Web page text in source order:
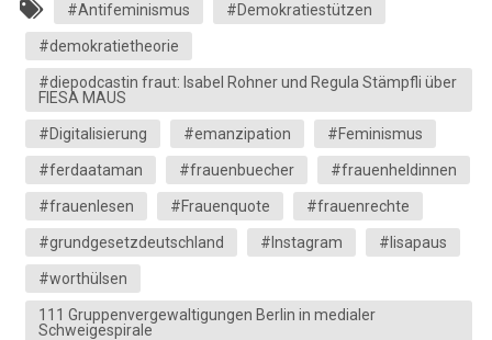
#Antifeminismus #Demokratiestützen
#demokratietheorie
#diepodcastin fraut: Isabel Rohner und Regula Stämpfli über
FIESA MAUS
#Digitalisierung #emanzipation #Feminismus
#ferdaataman #frauenbuecher #frauenheldinnen
#frauenlesen #Frauenquote #frauenrechte
#grundgesetzdeutschland #Instagram #lisapaus
#worthülsen
111 Gruppenvergewaltigungen Berlin in medialer
Schweigespirale